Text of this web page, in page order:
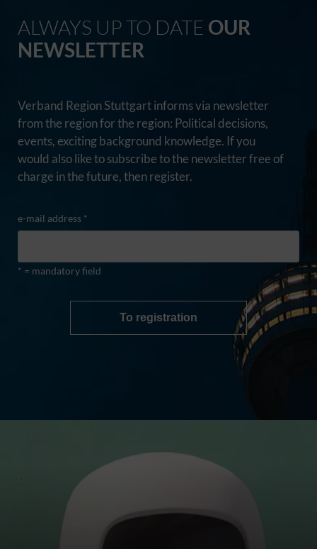
ALWAYS UP TO DATE OUR
NEWSLETTER
Verband Region Stuttgart informs via newsletter
from the region for the region: Political decisions,
events, exciting background knowledge. If you
would also like to subscribe to the newsletter free of
charge in the future, then register.
e-mail address *
* = mandatory field
To registration